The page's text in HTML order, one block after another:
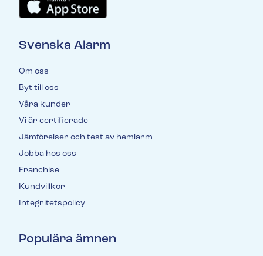
Svenska Alarm
Om oss
Byt till oss
Våra kunder
Vi är certifierade
Jämförelser och test av hemlarm
Jobba hos oss
Franchise
Kundvillkor
Integritetspolicy
Populära ämnen